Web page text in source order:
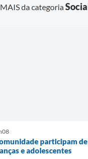
da categoria
participam
e adolescentes